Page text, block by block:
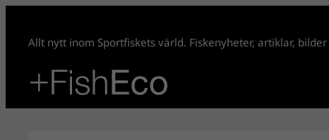
innehåll
Allt nytt inom Sportfiskets värld. Fiskenyheter, artiklar,